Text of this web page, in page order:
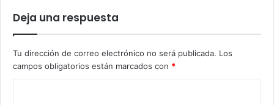
Deja una respuesta
Tu dirección de correo electrónico no será publicada. Los
campos obligatorios están marcados con *